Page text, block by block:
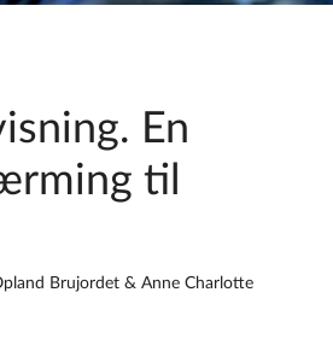
En
til
Brujordet & Anne Charlotte